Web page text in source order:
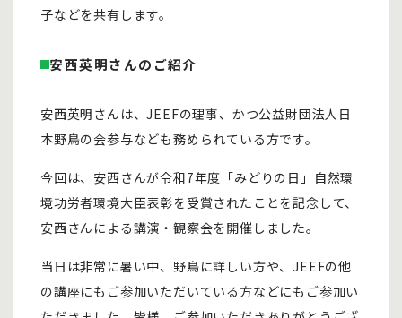
子などを共有します。
安西英明さんのご紹介
安西英明さんは、JEEFの理事、かつ公益財団法人日
本野鳥の会参与なども務められている方です。
今回は、安西さんが令和7年度「みどりの日」自然環
境功労者環境大臣表彰を受賞されたことを記念して、
安西さんによる講演・観察会を開催しました。
当日は非常に暑い中、野鳥に詳しい方や、JEEFの他
の講座にもご参加いただいている方などにもご参加い